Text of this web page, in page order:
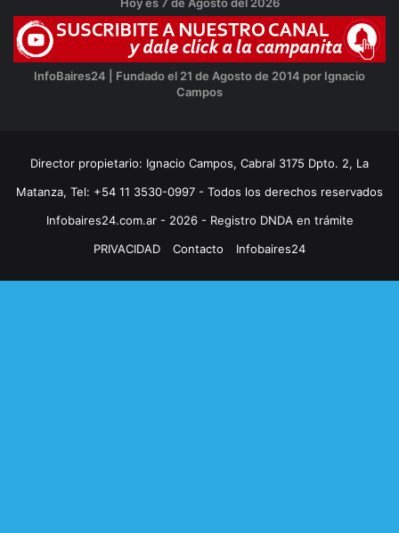
Hoy es 7 de Agosto del 2026
InfoBaires24 | Fundado el 21 de Agosto de 2014 por Ignacio
Campos
Director propietario: Ignacio Campos, Cabral 3175 Dpto. 2, La
Matanza, Tel: +54 11 3530-0997 - Todos los derechos reservados
Infobaires24.com.ar - 2026 - Registro DNDA en trámite
PRIVACIDAD
Contacto Infobaires24